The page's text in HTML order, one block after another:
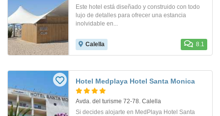
Este hotel está diseñado y construido con todo
lujo de detalles para ofrecer una estancia
inolvidable en...
Calella 8.1
Hotel Medplaya Hotel Santa Monica
Avda. del turisme 72-78. Calella
Si decides alojarte en MedPlaya Hotel Santa